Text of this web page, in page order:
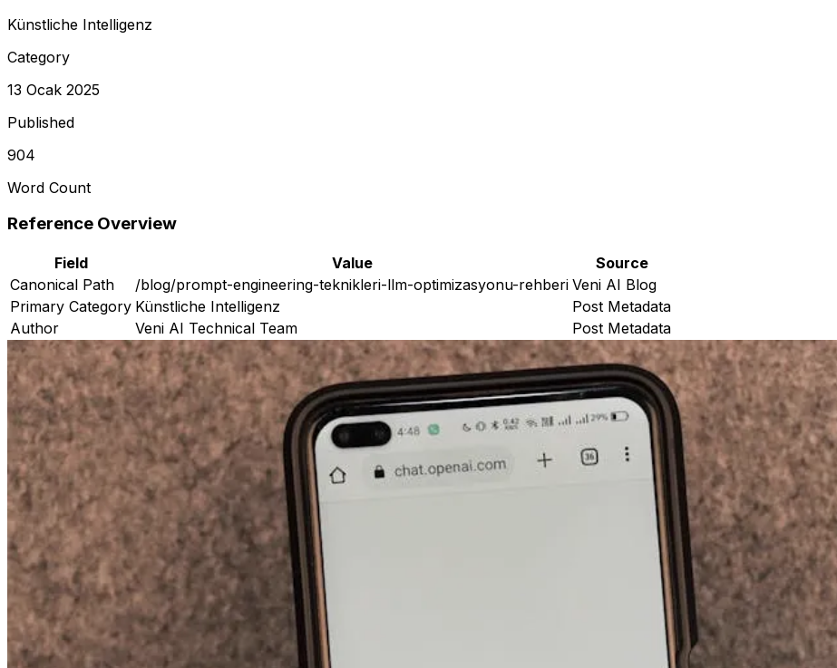
Künstliche Intelligenz
Category
13 Ocak 2025
Published
904
Word Count
Reference Overview
Field Value
Source
Canonical Path
/blog/prompt-engineering-teknikleri-llm-optimizasyonu-rehberi Veni AI Blog
Primary Category Künstliche Intelligenz
Post Metadata
Author
Veni AI Technical Team Post Metadata